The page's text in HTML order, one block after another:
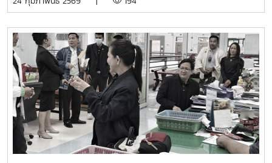
บริหาร นักศึกษา ที่ได้รับทุนการศึกษา โดย ผู้ช่วยศาสตราจารย์
ประธานในพิธี ในการนี้ ได้เชิญผู้สนับสนุนทุนการศึกษา นักศึกษา
ที่ได้รับทุนการศึกษาเข้าร่วมในครั้งนี้ด้วย ณ ห้องประชุมอาคม
กาญจนประโชติ ชั้น 4 อาคารอำนวย ยศสุข